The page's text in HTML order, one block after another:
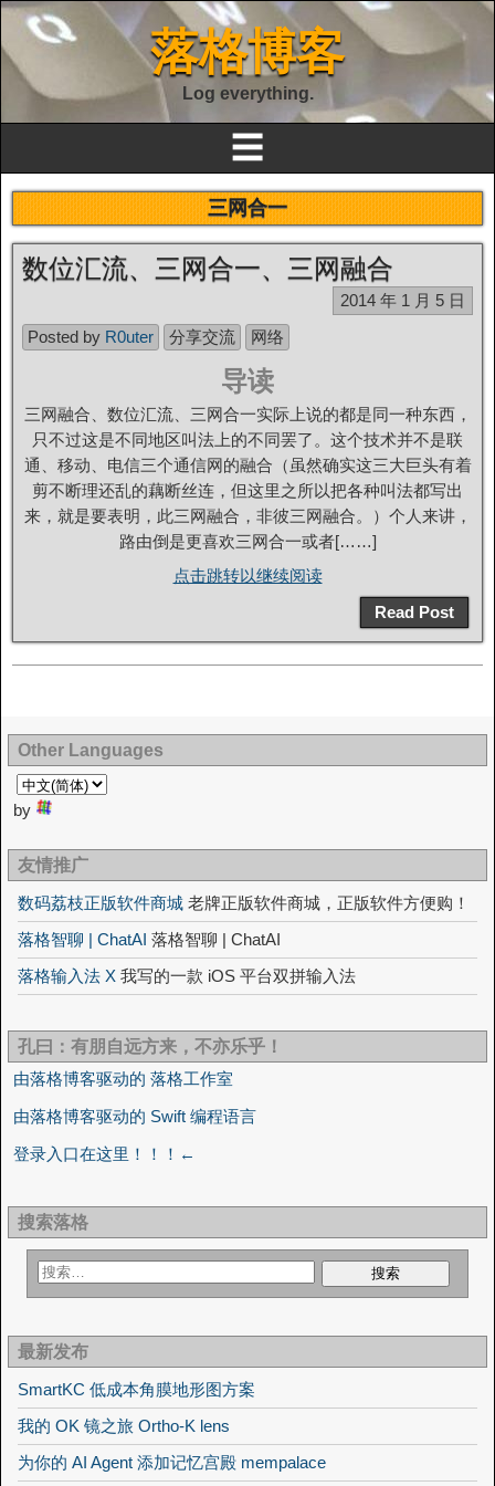
落格博客
Log everything.
☰
三网合一
数位汇流、三网合一、三网融合
2014 年 1 月 5 日
Posted by R0uter 分享交流 网络
导读
三网融合、数位汇流、三网合一实际上说的都是同一种东西，
只不过这是不同地区叫法上的不同罢了。这个技术并不是联
通、移动、电信三个通信网的融合（虽然确实这三大巨头有着
剪不断理还乱的藕断丝连，但这里之所以把各种叫法都写出
来，就是要表明，此三网融合，非彼三网融合。）个人来讲，
路由倒是更喜欢三网合一或者[……]
点击跳转以继续阅读
Read Post
Other Languages
by
友情推广
数码荔枝正版软件商城 老牌正版软件商城，正版软件方便购！
落格智聊 | ChatAI 落格智聊 | ChatAI
落格输入法 X 我写的一款 iOS 平台双拼输入法
孔曰：有朋自远方来，不亦乐乎！
由落格博客驱动的 落格工作室
由落格博客驱动的 Swift 编程语言
登录入口在这里！！！←
搜索落格
最新发布
SmartKC 低成本角膜地形图方案
我的 OK 镜之旅 Ortho-K lens
为你的 AI Agent 添加记忆宫殿 mempalace